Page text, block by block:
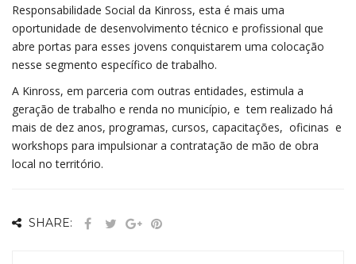
Responsabilidade Social da Kinross, esta é mais uma
oportunidade de desenvolvimento técnico e profissional que
abre portas para esses jovens conquistarem uma colocação
nesse segmento específico de trabalho.
A Kinross, em parceria com outras entidades, estimula a
geração de trabalho e renda no município, e tem realizado há
mais de dez anos, programas, cursos, capacitações, oficinas e
workshops para impulsionar a contratação de mão de obra
local no território.
SHARE: